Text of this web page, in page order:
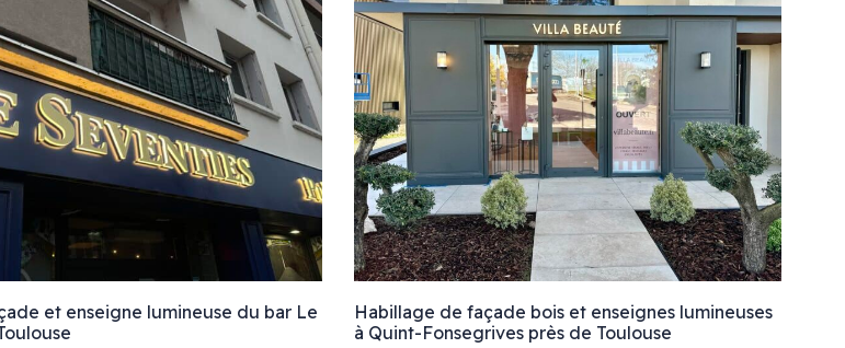
Pharmacie
Croix de pharmacie
Enseignes lumineuses
Signalétique
Agencement
Décoration
Meubles & comptoirs
Stand & salon
et enseigne lumineuse du bar Le
Habillage de façade bois et enseignes lumineuses
à Quint-Fonsegrives près de Toulouse